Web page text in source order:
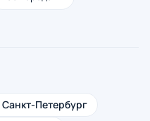
Санкт-Петербург